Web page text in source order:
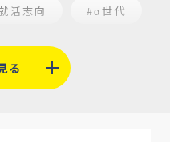
活志向 #α世代
価
#AI面接
る